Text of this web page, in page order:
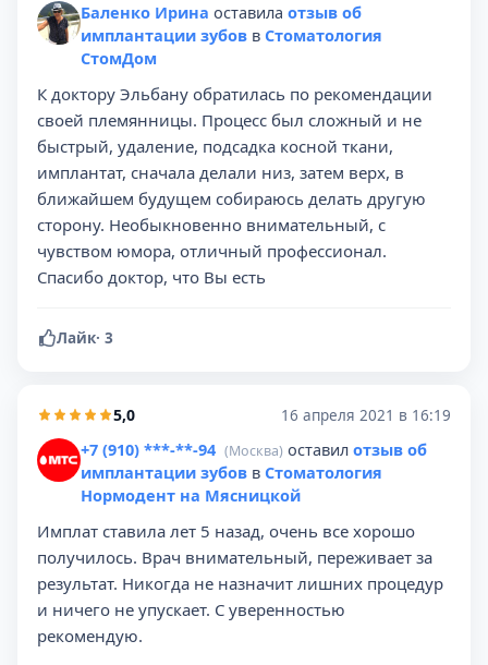
Баленко Ирина оставила отзыв об
имплантации зубов в Стоматология
СтомДом
К доктору Эльбану обратилась по рекомендации
своей племянницы. Процесс был сложный и не
быстрый, удаление, подсадка косной ткани,
имплантат, сначала делали низ, затем верх, в
ближайшем будущем собираюсь делать другую
сторону. Необыкновенно внимательный, с
чувством юмора, отличный профессионал.
Спасибо доктор, что Вы есть
Лайк· 3
5,0 16 апреля 2021 в 16:19
+7 (910) ***-**-94 (Москва) оставил отзыв об
имплантации зубов в Стоматология
Нормодент на Мясницкой
Имплат ставила лет 5 назад, очень все хорошо
получилось. Врач внимательный, переживает за
результат. Никогда не назначит лишних процедур
и ничего не упускает. С уверенностью
рекомендую.